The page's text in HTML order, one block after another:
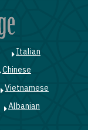
Italian
Chinese
Vietnamese
Albanian